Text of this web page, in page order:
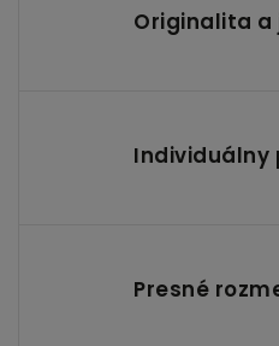
Originalita
Individuálny
Presné